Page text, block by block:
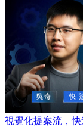
視覺化提案流，